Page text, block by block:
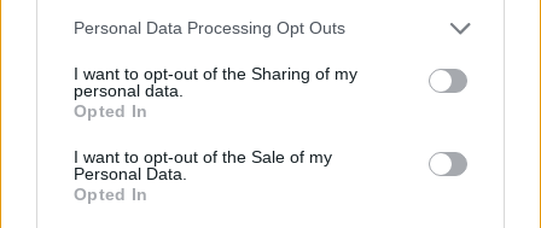
Personal Data Processing Opt Outs
I want to opt-out of the Sharing of my
personal data.
Opted In
I want to opt-out of the Sale of my
Personal Data.
Opted In
Redazione
IMPRESA E MANAGEMENT
21 Invest raggiunge un accordo di
cessione e reinvestimento in Energreen
Redazione